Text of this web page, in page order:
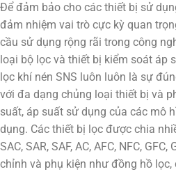
Để đảm bảo cho các thiết bị sử
đảm nhiệm vai trò cực kỳ quan
cầu sử dụng rộng rãi trong công
loại bộ lọc và thiết bị kiểm soát áp
lọc khí nén SNS luôn luôn là sự
với đa dạng chủng loại thiết bị và
suất, áp suất sử dụng của các mô
dụng. Các thiết bị lọc được chia
SAC, SAR, SAF, AC, AFC, NFC,
chỉnh và phụ kiện như đồng hồ lọc,